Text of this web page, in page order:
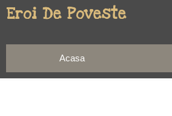
Eroi De Poveste
Acasa